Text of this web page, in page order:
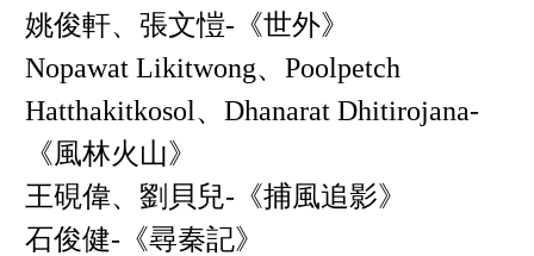
姚俊軒、張文愷-《世外》
Nopawat Likitwong、Poolpetch
Hatthakitkosol、Dhanarat Dhitirojana-
《風林火山》
王硯偉、劉貝兒-《捕風追影》
石俊健-《尋秦記》